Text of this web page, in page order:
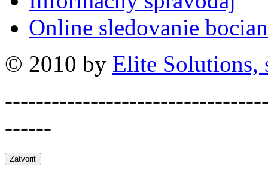
Online sledovanie
© 2010 by Elite Solutions,
------